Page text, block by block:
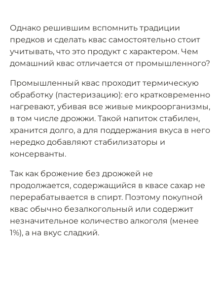
Однако решившим вспомнить традиции
предков и сделать квас самостоятельно стоит
учитывать, что это продукт с характером. Чем
домашний квас отличается от промышленного?
Промышленный квас проходит термическую
обработку (пастеризацию): его кратковременно
нагревают, убивая все живые микроорганизмы,
в том числе дрожжи. Такой напиток стабилен,
хранится долго, а для поддержания вкуса в него
нередко добавляют стабилизаторы и
консерванты.
Так как брожение без дрожжей не
продолжается, содержащийся в квасе сахар не
перерабатывается в спирт. Поэтому покупной
квас обычно безалкогольный или содержит
незначительное количество алкоголя (менее
1%), а на вкус сладкий.